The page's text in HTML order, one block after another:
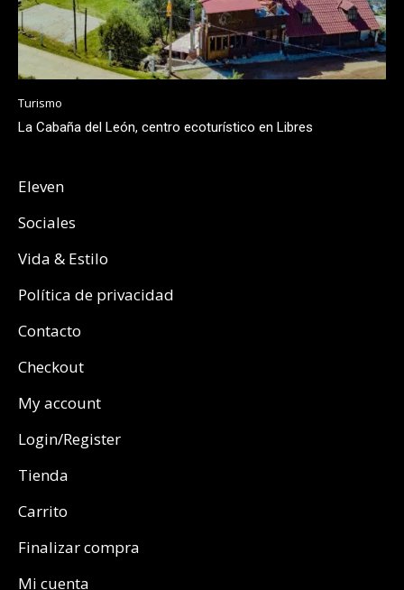
Turismo
La Cabaña del León, centro ecoturístico en Libres
Eleven
Sociales
Vida & Estilo
Política de privacidad
Contacto
Checkout
My account
Login/Register
Tienda
Carrito
Finalizar compra
Mi cuenta